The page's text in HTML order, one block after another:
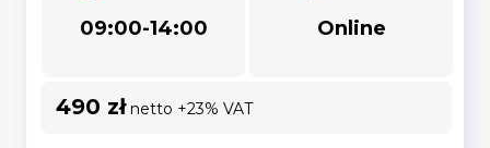
09:00-14:00 Online
490 złnetto +23% VAT